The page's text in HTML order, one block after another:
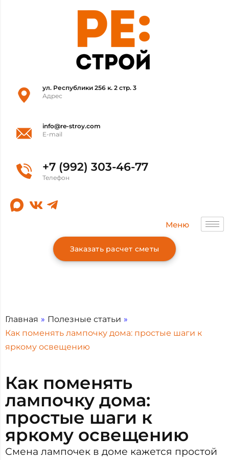
ул. Республики 256 к. 2 стр. 3
Адрес
info@re-stroy.com
E-mail
+7 (992) 303-46-77
Телефон
Заказать расчет сметы
Главная » Полезные статьи »
Как поменять лампочку дома: простые шаги к
яркому освещению
Как поменять
лампочку дома:
простые шаги к
яркому освещению
Смена лампочек в доме кажется простой